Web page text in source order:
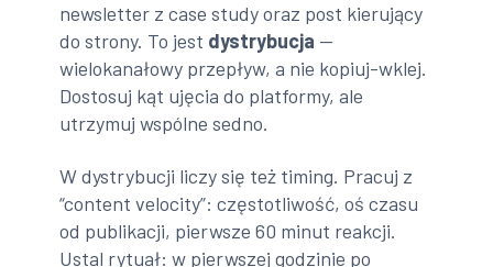
newsletter z case study oraz post kierujący
do strony. To jest dystrybucja —
wielokanałowy przepływ, a nie kopiuj-wklej.
Dostosuj kąt ujęcia do platformy, ale
utrzymuj wspólne sedno.
W dystrybucji liczy się też timing. Pracuj z
“content velocity”: częstotliwość, oś czasu
od publikacji, pierwsze 60 minut reakcji.
Ustal rytuał: w pierwszej godzinie po